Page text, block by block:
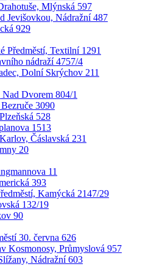
Mlýnská 597
Jevišovkou, Nádražní 487
929
Předměstí, Textilní 1291
nádraží 4757/4
Dolní Skrýchov 211
Dvorem 804/1
3090
528
1513
Čáslavská 231
20
11
393
Kamýcká 2147/29
132/19
90
30. června 626
Kosmonosy, Průmyslová 957
Nádražní 603